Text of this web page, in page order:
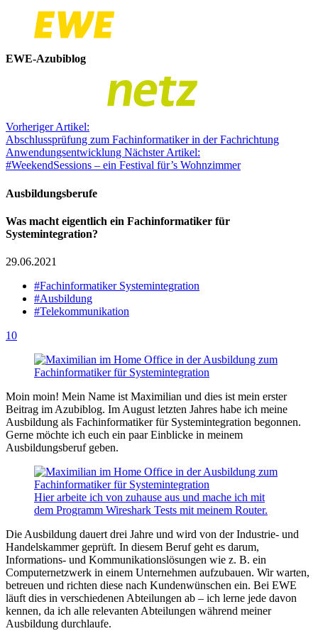
EWE-Azubiblog
Vorheriger Artikel:
Abschlussprüfung zum Fachinformatiker in der Fachrichtung
Anwendungsentwicklung Nächster Artikel:
#WeekendSessions – ein Festival für’s Wohnzimmer
Ausbildungsberufe
Was macht eigentlich ein Fachinformatiker für
Systemintegration?
29.06.2021
#Fachinformatiker Systemintegration
#Ausbildung
#Telekommunikation
10
Moin moin! Mein Name ist Maximilian und dies ist mein erster
Beitrag im Azubiblog. Im August letzten Jahres habe ich meine
Ausbildung als Fachinformatiker für Systemintegration begonnen.
Gerne möchte ich euch ein paar Einblicke in meinem
Ausbildungsberuf geben.
Hier arbeite ich von zuhause aus und mache ich mit
dem Programm Wireshark Tests mit meinem Router.
Die Ausbildung dauert drei Jahre und wird von der Industrie- und
Handelskammer geprüft. In diesem Beruf geht es darum,
Informations- und Kommunikationslösungen wie z. B. ein
Computernetzwerk in einem Unternehmen aufzubauen. Wir warten,
betreuen und richten diese nach Kundenwünschen ein. Bei EWE
läuft dies in verschiedenen Abteilungen ab – ich lerne jede davon
kennen, da ich alle relevanten Abteilungen während meiner
Ausbildung durchlaufe.